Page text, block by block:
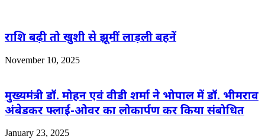
राशि बढ़ी तो खुशी से झूमीं लाड़ली बहनें
November 10, 2025
मुख्यमंत्री डॉ. मोहन एवं वीडी शर्मा ने भोपाल में डॉ. भीमराव
अंबेडकर फ्लाई-ओवर का लोकार्पण कर किया संबोधित
January 23, 2025